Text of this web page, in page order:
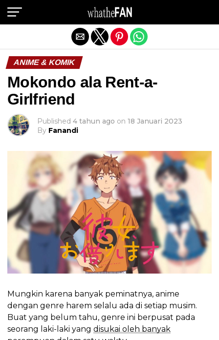
ANIME & KOMIK
Mokondo ala Rent-a-
Girlfriend
Published 4 tahun ago on 18 Januari 2023
By Fanandi
Mungkin karena banyak peminatnya, anime
dengan genre harem selalu ada di setiap musim.
Buat yang belum tahu, genre ini berpusat pada
seorang laki-laki yang disukai oleh banyak
Exit mobile version